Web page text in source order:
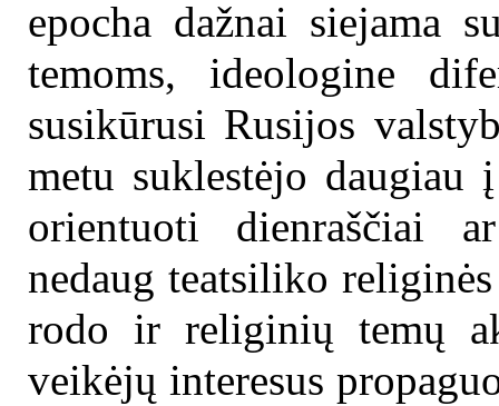
epocha dažnai siejama
temoms, ideologine
susikūrusi Rusijos
metu suklestėjo
orientuoti dienraščiai
nedaug teatsiliko
rodo ir religinių temų
veikėjų interesus